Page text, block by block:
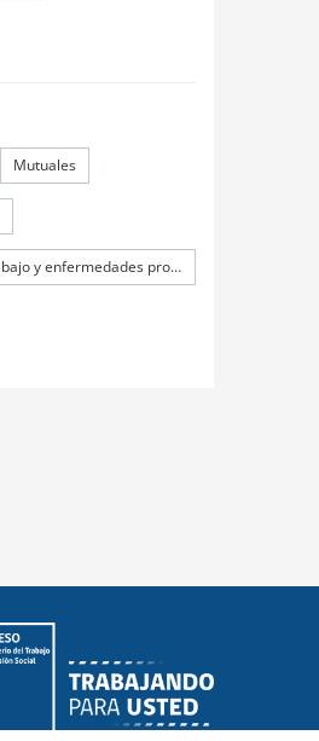
Mutuales
Régimen de accidentes del trabajo y enfermedades profesionales